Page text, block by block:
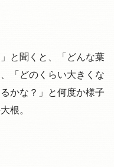
と聞くと、「どんな葉
「どのくらい大きくな
かな？」と何度か様子
根。